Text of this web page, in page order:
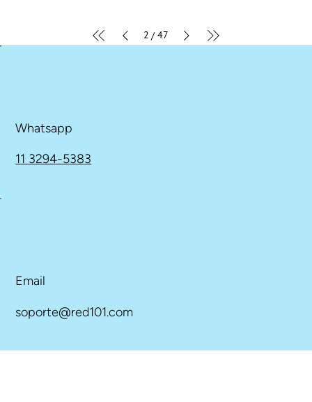
Whatsapp
11 3294-5383
Email
soporte@red101.com
2 /47